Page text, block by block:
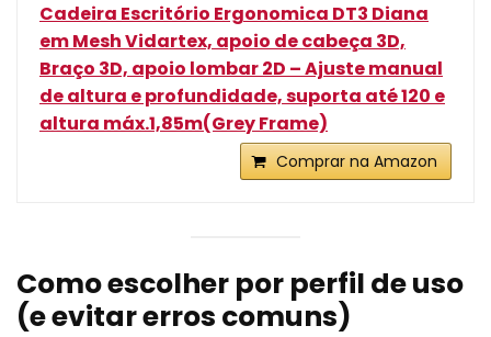
Cadeira Escritório Ergonomica DT3 Diana
em Mesh Vidartex, apoio de cabeça 3D,
Braço 3D, apoio lombar 2D – Ajuste manual
de altura e profundidade, suporta até 120 e
altura máx.1,85m(Grey Frame)
Comprar na Amazon
Como escolher por perfil de uso
(e evitar erros comuns)